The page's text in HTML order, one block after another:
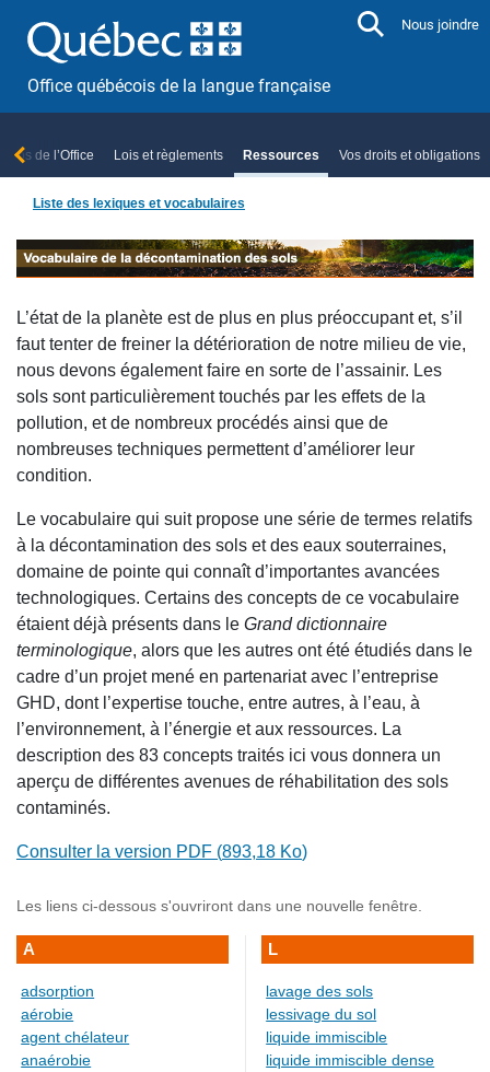
Office québécois de la langue française
Nous joindre
de l’Office Lois et règlements Ressources Vos droits et obligations
Liste des lexiques et vocabulaires
L’état de la planète est de plus en plus préoccupant et, s’il
faut tenter de freiner la détérioration de notre milieu de vie,
nous devons également faire en sorte de l’assainir. Les
sols sont particulièrement touchés par les effets de la
pollution, et de nombreux procédés ainsi que de
nombreuses techniques permettent d’améliorer leur
condition.
Le vocabulaire qui suit propose une série de termes relatifs
à la décontamination des sols et des eaux souterraines,
domaine de pointe qui connaît d’importantes avancées
technologiques. Certains des concepts de ce vocabulaire
étaient déjà présents dans le Grand dictionnaire
terminologique, alors que les autres ont été étudiés dans le
cadre d’un projet mené en partenariat avec l’entreprise
GHD, dont l’expertise touche, entre autres, à l’eau, à
l’environnement, à l’énergie et aux ressources. La
description des 83 concepts traités ici vous donnera un
aperçu de différentes avenues de réhabilitation des sols
contaminés.
Consulter la version PDF (893,18 Ko)
Les liens ci-dessous s'ouvriront dans une nouvelle fenêtre.
A
adsorption
aérobie
agent chélateur
anaérobie
L
lavage des sols
lessivage du sol
liquide immiscible
liquide immiscible dense